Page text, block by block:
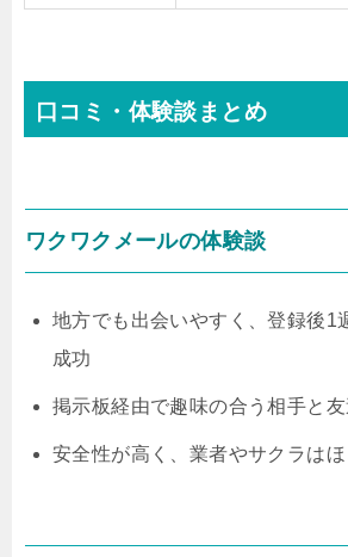
口コミ・体験談まとめ
ワクワクメールの体験談
地方でも出会いやすく、登録後1
成功
掲示板経由で趣味の合う相手と
安全性が高く、業者やサクラは